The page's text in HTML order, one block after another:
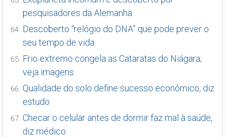
pesquisadores da Alemanha
Descoberto “relógio do DNA” que pode prever o
seu tempo de vida
Frio extremo congela as Cataratas do Niágara;
veja imagens
Qualidade do solo define sucesso econômico, diz
estudo
Checar o celular antes de dormir faz mal à saúde,
diz médico